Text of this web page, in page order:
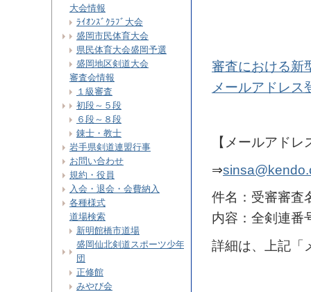
審査における新
メールアドレス
【メールアドレ
⇒
件名：受審審査
内容：全剣連
詳細は、上記「
大会情報
ﾗｲｵﾝｽﾞｸﾗﾌﾞ大会
盛岡市民体育大会
県民体育大会盛岡予選
盛岡地区剣道大会
審査会情報
１級審査
初段～５段
６段～８段
錬士・教士
岩手県剣道連盟行事
お問い合わせ
規約・役員
入会・退会・会費納入
各種様式
道場検索
新明館橋市道場
盛岡仙北剣道スポーツ少年
団
正修館
みやび会